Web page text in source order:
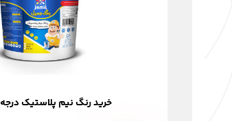
خرید رنگ نیم پلاستیک درجه 1 جمیل 12 کیلویی